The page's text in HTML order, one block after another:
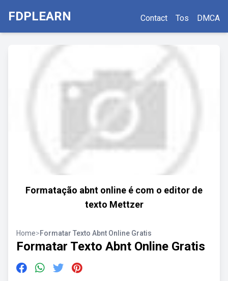
FDPLEARN Contact Tos DMCA
Formatação abnt online é com o editor de
texto Mettzer
Home>Formatar Texto Abnt Online Gratis
Formatar Texto Abnt Online Gratis